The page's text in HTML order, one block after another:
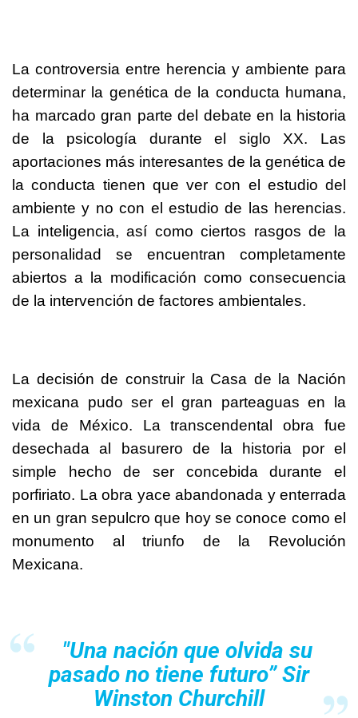
La controversia entre herencia y ambiente para
determinar la genética de la conducta humana,
ha marcado gran parte del debate en la historia
de la psicología durante el siglo XX. Las
aportaciones más interesantes de la genética de
la conducta tienen que ver con el estudio del
ambiente y no con el estudio de las herencias.
La inteligencia, así como ciertos rasgos de la
personalidad se encuentran completamente
abiertos a la modificación como consecuencia
de la intervención de factores ambientales.
La decisión de construir la Casa de la Nación
mexicana pudo ser el gran parteaguas en la
vida de México. La transcendental obra fue
desechada al basurero de la historia por el
simple hecho de ser concebida durante el
porfiriato. La obra yace abandonada y enterrada
en un gran sepulcro que hoy se conoce como el
monumento al triunfo de la Revolución
Mexicana.
"Una nación que olvida su
pasado no tiene futuro” Sir
Winston Churchill